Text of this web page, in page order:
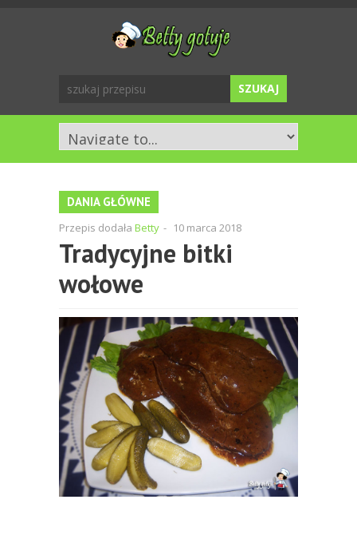
DANIA GŁÓWNE
Przepis dodała Betty - 10 marca 2018
Tradycyjne bitki
wołowe